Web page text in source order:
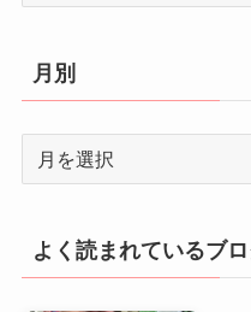
リ
ー
月別
よく読まれているブ